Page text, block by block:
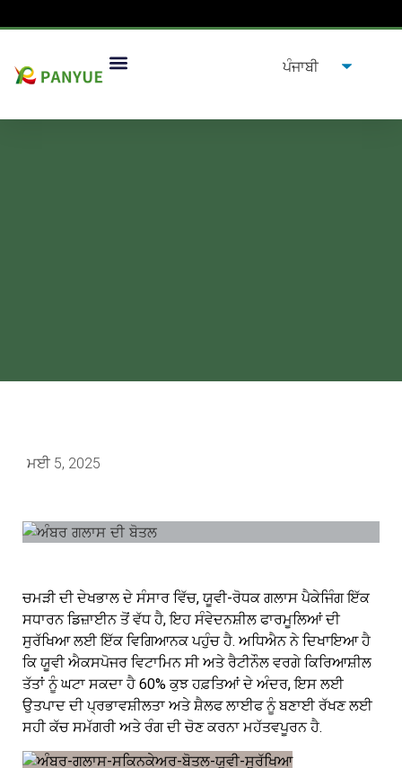
ਡਾਰਕ ਜਾਂ ਅੰਬਰ ਕੱਚ ਦੀਆਂ ਬੋਤਲਾਂ
ਉਤਪਾਦ ਦੀ ਇਕਸਾਰਤਾ ਕਿਉਂ ਹਨ?
ਮਈ 5, 2025
ਚਮੜੀ ਦੀ ਦੇਖਭਾਲ ਦੇ ਸੰਸਾਰ ਵਿੱਚ, ਯੂਵੀ-ਰੋਧਕ ਗਲਾਸ ਪੈਕੇਜਿੰਗ ਇੱਕ
ਸਧਾਰਨ ਡਿਜ਼ਾਈਨ ਤੋਂ ਵੱਧ ਹੈ, ਇਹ ਸੰਵੇਦਨਸ਼ੀਲ ਫਾਰਮੂਲਿਆਂ ਦੀ
ਸੁਰੱਖਿਆ ਲਈ ਇੱਕ ਵਿਗਿਆਨਕ ਪਹੁੰਚ ਹੈ. ਅਧਿਐਨ ਨੇ ਦਿਖਾਇਆ ਹੈ
ਕਿ ਯੂਵੀ ਐਕਸਪੋਜਰ ਵਿਟਾਮਿਨ ਸੀ ਅਤੇ ਰੈਟੀਨੌਲ ਵਰਗੇ ਕਿਰਿਆਸ਼ੀਲ
ਤੱਤਾਂ ਨੂੰ ਘਟਾ ਸਕਦਾ ਹੈ 60% ਕੁਝ ਹਫ਼ਤਿਆਂ ਦੇ ਅੰਦਰ, ਇਸ ਲਈ
ਉਤਪਾਦ ਦੀ ਪ੍ਰਭਾਵਸ਼ੀਲਤਾ ਅਤੇ ਸ਼ੈਲਫ ਲਾਈਫ ਨੂੰ ਬਣਾਈ ਰੱਖਣ ਲਈ
ਸਹੀ ਕੱਚ ਸਮੱਗਰੀ ਅਤੇ ਰੰਗ ਦੀ ਚੋਣ ਕਰਨਾ ਮਹੱਤਵਪੂਰਨ ਹੈ.